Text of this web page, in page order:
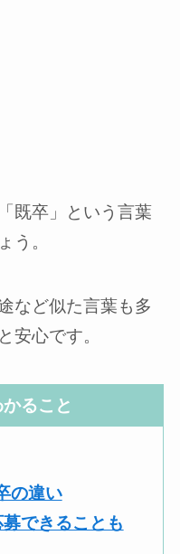
既卒」という言葉
う。
など似た言葉も多
安心です。
ること
の違い
できることも